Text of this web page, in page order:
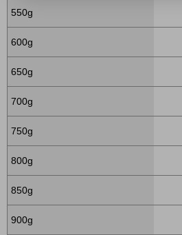
550g
600g
650g
700g
750g
800g
850g
900g